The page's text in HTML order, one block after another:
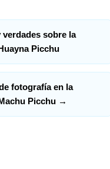
verdades sobre la
Picchu
fotografía en la
Picchu →